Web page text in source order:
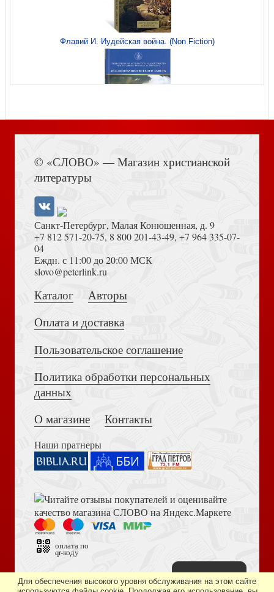
Маршак С. Песенка синьора помидора (Малыш, читай)
Свифт Д. Путешествия Гулливера (АСТ)
Сартр Ж.-П. Мухи, Затворники Альтоны: пьесы
(Эксклюзивная классика)
Келейная книжица. Из духовной аптечки. О терпении
Флавий И. Иудейская война. (Non Fiction)
Толкование на Апокалипсис (Тихоний Африканский)
Достоевский Ф.М. Сила и правда России (2024)
© «СЛОВО» — Магазин христианской
литературы
Санкт-Петербург, Малая Конюшенная, д. 9
+7 812 571-20-75, 8 800 201-43-49, +7 964 335-07-
04
Еждн. с 11:00 до 20:00 МСК
slovo@peterlink.ru
Каталог
Авторы
Оплата и доставка
Пользовательское соглашение
Политика обработки персональных
данных
О магазине
Контакты
Наши пратнеры
оплата по
qr-коду
Дизайн сайта —студия «Артминистри»
Для обеспечения высокого уровня обслуживания на этом сайте